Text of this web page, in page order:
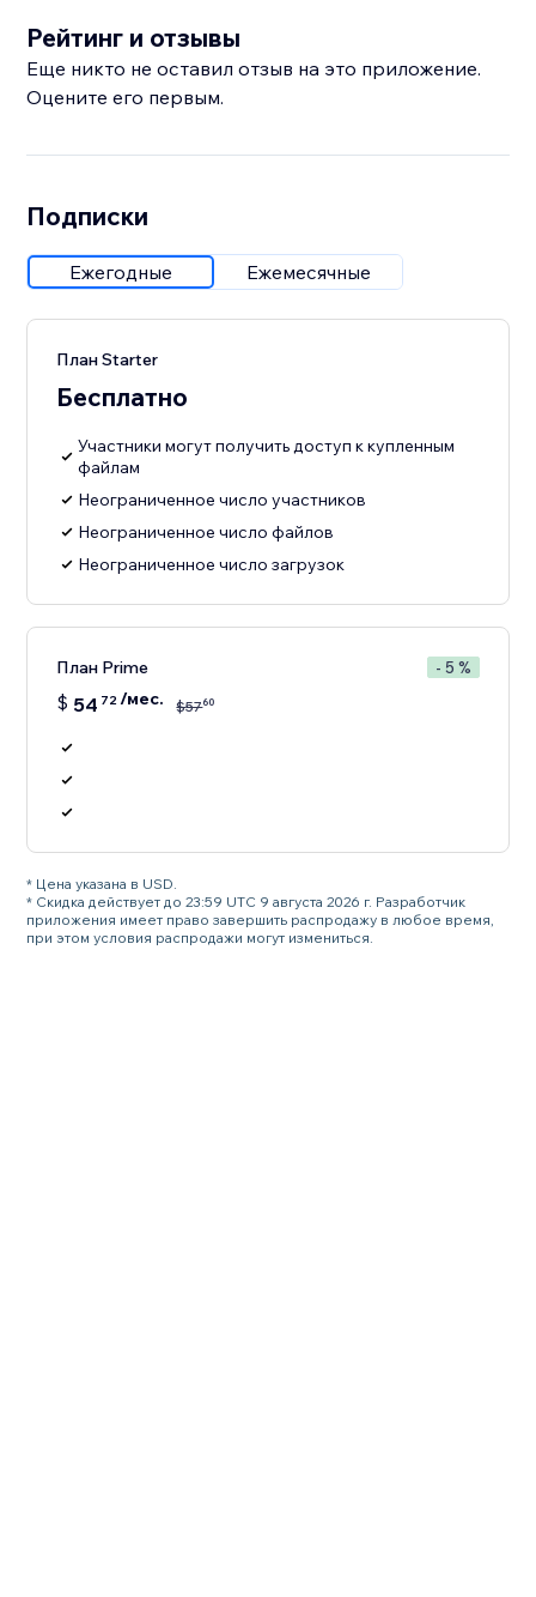
Рейтинг и отзывы
Еще никто не оставил отзыв на это приложение.
Оцените его первым.
Подписки
Ежегодные Ежемесячные
План Starter
Бесплатно
Участники могут получить доступ к купленным
файлам
Неограниченное число участников
Неограниченное число файлов
Неограниченное число загрузок
План Prime - 5 %
$ 54 72/мес. $5760
* Цена указана в USD.
* Скидка действует до 23:59 UTC 9 августа 2026 г. Разработчик
приложения имеет право завершить распродажу в любое время,
при этом условия распродажи могут измениться.